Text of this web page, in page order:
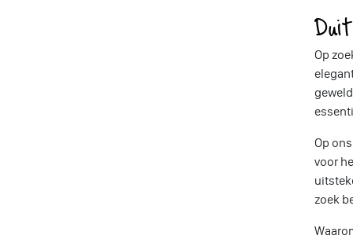
Op
Op
voor
zoek